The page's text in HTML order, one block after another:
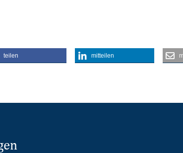
teilen mitteilen